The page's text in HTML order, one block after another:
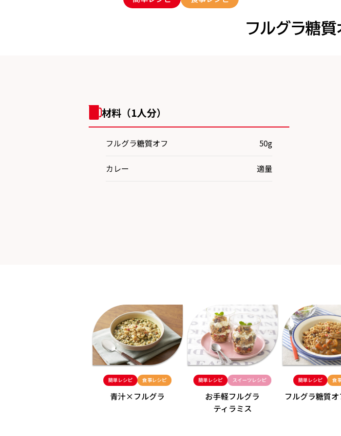
フルグラ糖質
材料（1人分）
フルグラ糖質オフ 50g
カレー 適量
簡単レシピ 食事レシピ
青汁×フルグラ
簡単レシピ スイーツレシピ
お手軽フルグラ
ティラミス
簡単レシピ 食
フルグラ糖質